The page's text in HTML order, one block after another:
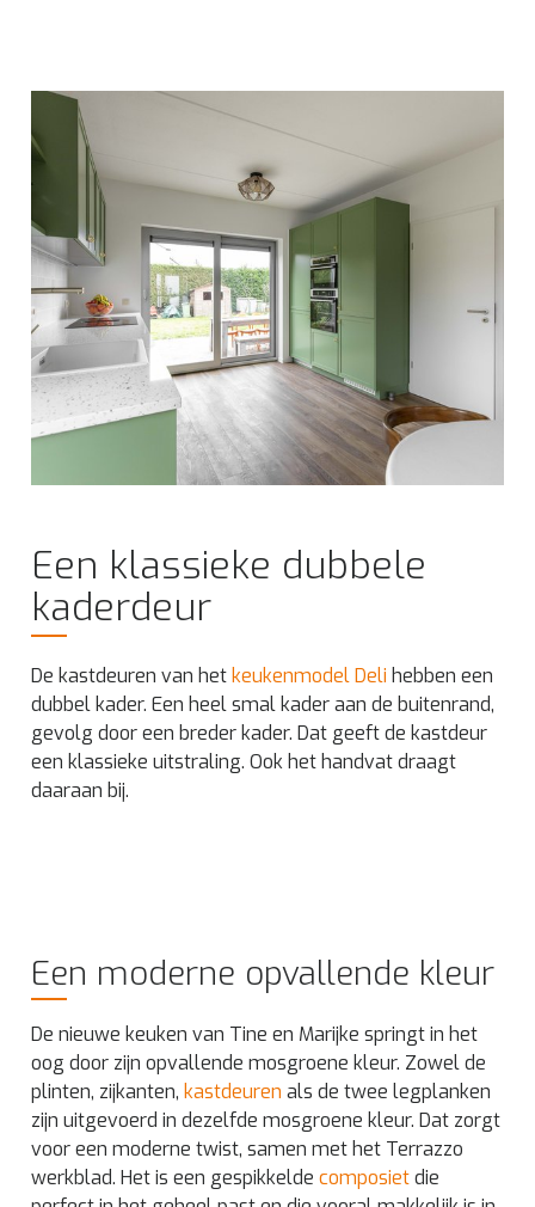
Een klassieke dubbele
kaderdeur
De kastdeuren van het keukenmodel Deli hebben een
dubbel kader. Een heel smal kader aan de buitenrand,
gevolg door een breder kader. Dat geeft de kastdeur
een klassieke uitstraling. Ook het handvat draagt
daaraan bij.
Een moderne opvallende kleur
De nieuwe keuken van Tine en Marijke springt in het
oog door zijn opvallende mosgroene kleur. Zowel de
plinten, zijkanten, kastdeuren als de twee legplanken
zijn uitgevoerd in dezelfde mosgroene kleur. Dat zorgt
voor een moderne twist, samen met het Terrazzo
werkblad. Het is een gespikkeldecomposietdie